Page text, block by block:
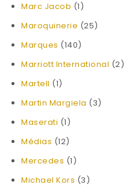
Marc Jacob (1)
Maroquinerie (25)
Marques (140)
Marriott International (2)
Martell (1)
Martin Margiela (3)
Maserati (1)
Médias (12)
Mercedes (1)
Michael Kors (3)